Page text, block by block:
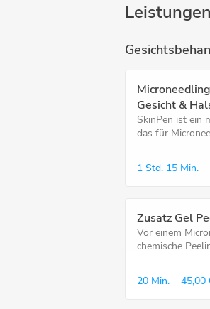
Gesicht &
SkinPen ist ein
das für
1 Std. 15 Min.
Zusatz Gel
Vor einem
chemische
20 Min. 45,00